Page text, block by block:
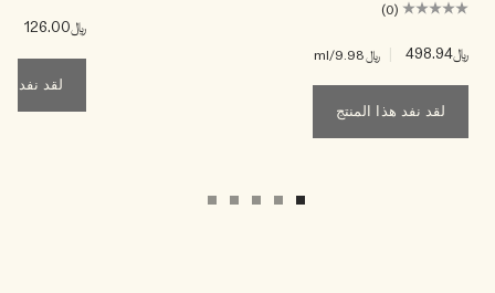
(0)
﷼498.94 ﷼9.98 /ml
لقد نفد هذا المنتج
﷼126.00
لقد نفد هذا